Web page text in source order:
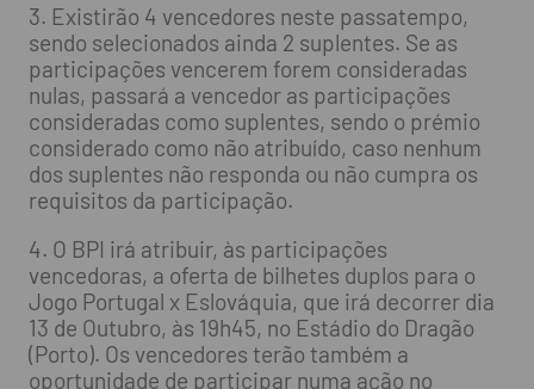
3. Existirão 4 vencedores neste passatempo,
sendo selecionados ainda 2 suplentes. Se as
participações vencerem forem consideradas
nulas, passará a vencedor as participações
consideradas como suplentes, sendo o prémio
considerado como não atribuído, caso nenhum
dos suplentes não responda ou não cumpra os
requisitos da participação.
4. O BPI irá atribuir, às participações
vencedoras, a oferta de bilhetes duplos para o
Jogo Portugal x Eslováquia, que irá decorrer dia
13 de Outubro, às 19h45, no Estádio do Dragão
(Porto). Os vencedores terão também a
oportunidade de participar numa ação no